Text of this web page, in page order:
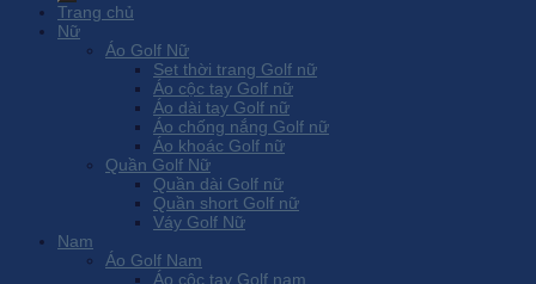
Trang chủ
Nữ
Áo Golf Nữ
Set thời trang Golf nữ
Áo cộc tay Golf nữ
Áo dài tay Golf nữ
Áo chống nắng Golf nữ
Áo khoác Golf nữ
Quần Golf Nữ
Quần dài Golf nữ
Quần short Golf nữ
Váy Golf Nữ
Nam
Áo Golf Nam
Áo cộc tay Golf nam